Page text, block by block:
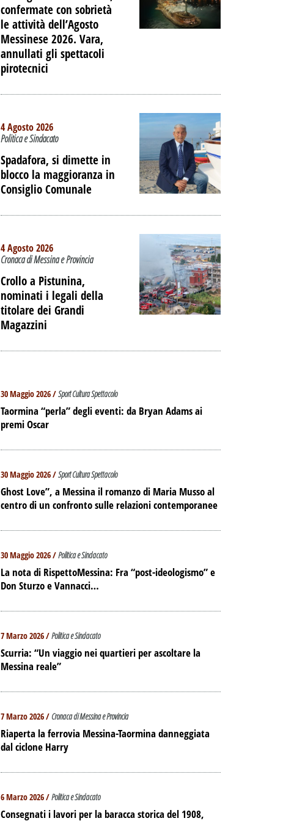
confermate con sobrietà
le attività dell’Agosto
Messinese 2026. Vara,
annullati gli spettacoli
pirotecnici
4 Agosto 2026
Politica e Sindacato
Spadafora, si dimette in
blocco la maggioranza in
Consiglio Comunale
4 Agosto 2026
Cronaca di Messina e Provincia
Crollo a Pistunina,
nominati i legali della
titolare dei Grandi
Magazzini
30 Maggio 2026 /Sport Cultura Spettacolo
Taormina “perla” degli eventi: da Bryan Adams ai
premi Oscar
30 Maggio 2026 /Sport Cultura Spettacolo
Ghost Love”, a Messina il romanzo di Maria Musso al
centro di un confronto sulle relazioni contemporanee
30 Maggio 2026 /Politica e Sindacato
La nota di RispettoMessina: Fra “post-ideologismo” e
Don Sturzo e Vannacci…
7 Marzo 2026 /Politica e Sindacato
Scurria: “Un viaggio nei quartieri per ascoltare la
Messina reale”
7 Marzo 2026 / Cronaca di Messina e Provincia
Riaperta la ferrovia Messina-Taormina danneggiata
dal ciclone Harry
6 Marzo 2026 /Politica e Sindacato
Consegnati i lavori per la baracca storica del 1908,